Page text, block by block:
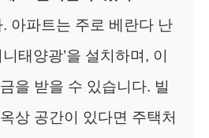
아파트는 주로 베란다 난
태양광’을 설치하며, 이
을 받을 수 있습니다. 빌
상 공간이 있다면 주택처